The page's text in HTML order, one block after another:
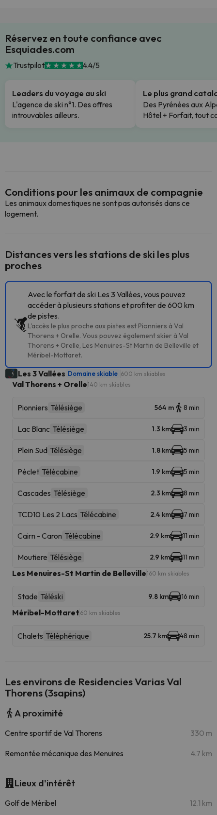
Réservez en toute confiance avec
Esquiades.com
Trustpilot 4.4/5
Leaders du voyage au ski
L'agence de ski n°1. Des offres
introuvables ailleurs.
Le plus grand
Des Pyrénées aux
Hôtel + Forfait, tout
Conditions pour les animaux de compagnie
Les animaux domestiques ne sont pas autorisés dans ce
logement.
Distances vers les stations de ski les plus
proches
Avec le forfait de ski Les 3 Vallées, vous pouvez
accéder à plusieurs stations et profiter de 600 km
de pistes.
L'accès le plus proche aux pistes est Pionniers à Val
Thorens + Orelle. Vous pouvez également skier à Val
Thorens + Orelle, Les Menuires-St Martin de Belleville et
Méribel-Mottaret.
Les 3 Vallées Domaine skiable 600 km skiables
Val Thorens + Orelle140 km skiables
Pionniers Télésiège 564 m 8 min
Lac Blanc Télésiège 1.3 km 3 min
Plein Sud Télésiège 1.8 km 5 min
Péclet Télécabine 1.9 km 5 min
Cascades Télésiège 2.3 km 8 min
TCD10 Les 2 Lacs Télécabine 2.4 km 7 min
Cairn - Caron Télécabine 2.9 km 11 min
Moutiere Télésiège 2.9 km 11 min
Les Menuires-St Martin de Belleville160 km skiables
Stade Téléski 9.8 km 16 min
Méribel-Mottaret 60 km skiables
Chalets Téléphérique 25.7 km 48 min
Les environs de Residencies Varias Val
Thorens (3sapins)
A proximité
Centre sportif de Val Thorens 330 m
Remontée mécanique des Menuires 4.7 km
Lieux d'intérêt
Golf de Méribel 12.1 km